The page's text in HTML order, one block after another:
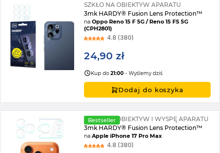
SZKŁO NA OBIEKTYW APARATU
3mk HARDY® Fusion Lens Protection™
naOppo Reno 15 F 5G / Reno 15 FS 5G
(CPH2801)
4.8 (380)
24,90 zł
Kup do21:00 - Wyślemy dziś
Dodaj do koszyka
Bestseller
SZKŁO NA OBIEKTYW I WYSPĘ APARATU
3mk HARDY® Fusion Lens Protection™
naApple iPhone 17 Pro Max
4.8 (380)